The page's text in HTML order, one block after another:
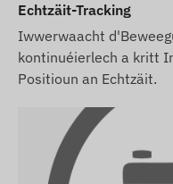
Wann Dir den
Kaart bei eis kaaft,
d'SIM-Kaart
an mir këmmeren
weider Aarbecht
Am Fall vun engem
Echtzäit-Tracking
Iwwerwaacht
kontinuéierlech a kritt
Positioun an Echtzäit.